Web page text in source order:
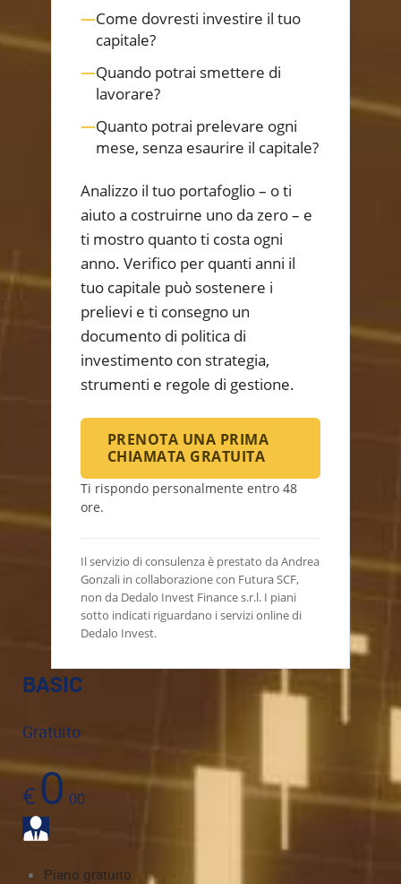
—Come dovresti investire il tuo
capitale?
—Quando potrai smettere di
lavorare?
—Quanto potrai prelevare ogni
mese, senza esaurire il capitale?
Analizzo il tuo portafoglio – o ti
aiuto a costruirne uno da zero – e
ti mostro quanto ti costa ogni
anno. Verifico per quanti anni il
tuo capitale può sostenere i
prelievi e ti consegno un
documento di politica di
investimento con strategia,
strumenti e regole di gestione.
PRENOTA UNA PRIMA
CHIAMATA GRATUITA
Ti rispondo personalmente entro 48
ore.
Il servizio di consulenza è prestato da Andrea
Gonzali in collaborazione con Futura SCF,
non da Dedalo Invest Finance s.r.l. I piani
sotto indicati riguardano i servizi online di
Dedalo Invest.
BASIC
Gratuito
€0 00
Piano gratuito